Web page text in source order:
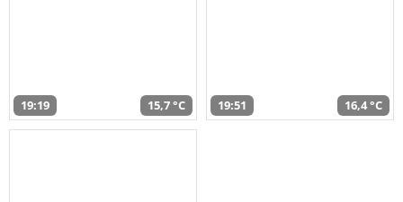
19:19 15,7 °C 19:51 16,4 °C